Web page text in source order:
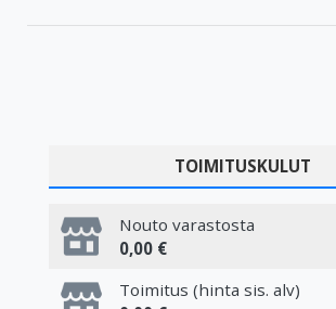
TOIMITUSKULUT
Nouto varastosta
0,00 €
Toimitus (hinta sis. alv)